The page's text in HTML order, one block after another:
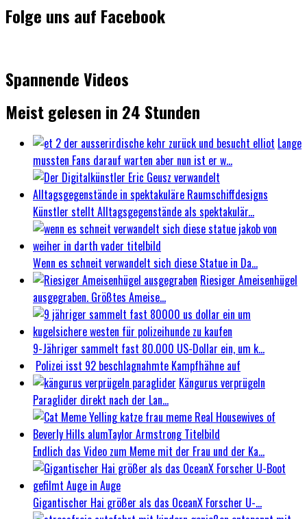
Folge uns auf Facebook
Spannende Videos
Meist gelesen in 24 Stunden
Lange
mussten Fans darauf warten aber nun ist er w...
Künstler stellt Alltagsgegenstände als spektakulär...
Wenn es schneit verwandelt sich diese Statue in Da...
Riesiger Ameisenhügel
ausgegraben. Größtes Ameise...
9-Jähriger sammelt fast 80.000 US-Dollar ein, um k...
Polizei isst 92 beschlagnahmte Kampfhähne auf
Kängurus verprügeln
Paraglider direkt nach der Lan...
Endlich das Video zum Meme mit der Frau und der Ka...
Gigantischer Hai größer als das OceanX Forscher U-...